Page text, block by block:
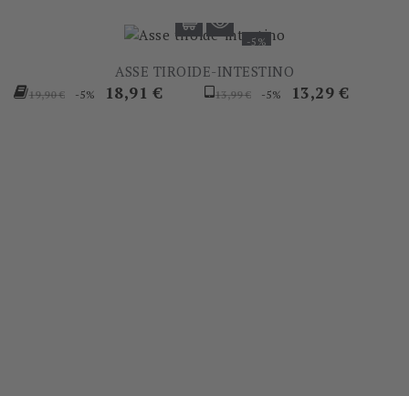
-5%
ASSE TIROIDE-INTESTINO
Prezzo
19,90 € -5% Prezzo
18,91 €
Prezzo
13,99 € -5% Prezzo
13,29 €